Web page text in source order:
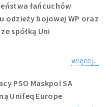
łańcuchów
odzieży bojowej WP oraz
spółką Uni
więcej...
PSO Maskpol SA
Unifeq Europe